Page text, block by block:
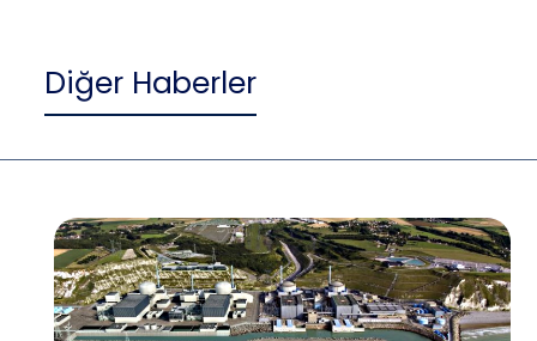
Diğer Haberler